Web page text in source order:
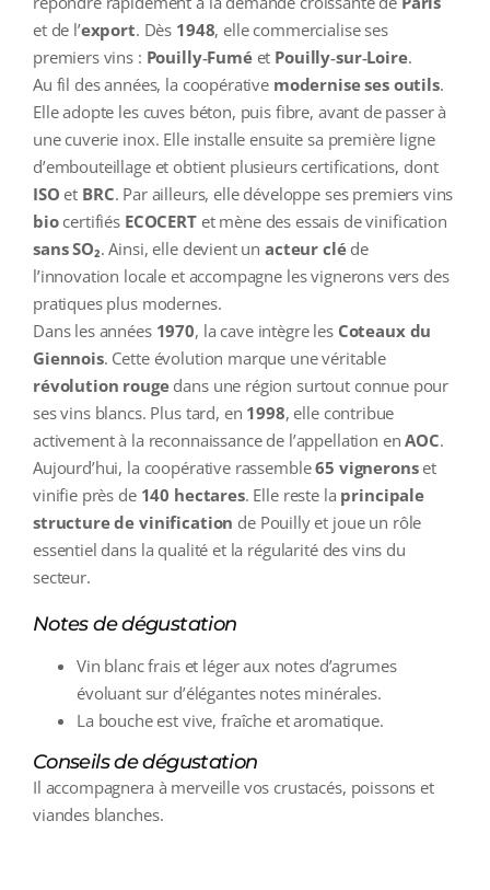
et de l’export. Dès 1948, elle commercialise ses
premiers vins : Pouilly‑Fuméet Pouilly‑sur‑Loire.
Au fil des années, la coopérative modernise ses outils.
Elle adopte les cuves béton, puis fibre, avant de passer à
une cuverie inox. Elle installe ensuite sa première ligne
d’embouteillage et obtient plusieurs certifications, dont
ISO et BRC. Par ailleurs, elle développe ses premiers vins
biocertifiés ECOCERTet mène des essais de vinification
sans SO₂. Ainsi, elle devient unacteur cléde
l’innovation locale et accompagne les vignerons vers des
pratiques plus modernes.
Dans les années 1970, la cave intègre les Coteaux du
Giennois. Cette évolution marque une véritable
révolution rougedans une région surtout connue pour
ses vins blancs. Plus tard, en 1998, elle contribue
activement à la reconnaissance de l’appellation enAOC.
Aujourd’hui, la coopérative rassemble65 vigneronset
vinifie près de 140 hectares. Elle reste la principale
structure de vinification de Pouilly et joue un rôle
essentiel dans la qualité et la régularité des vins du
secteur.
Notes de dégustation
Vin blanc frais et léger aux notes d’agrumes
évoluant sur d’élégantes notes minérales.
La bouche est vive, fraîche et aromatique.
Conseils de dégustation
Il accompagnera à merveille vos crustacés, poissons et
viandes blanches.